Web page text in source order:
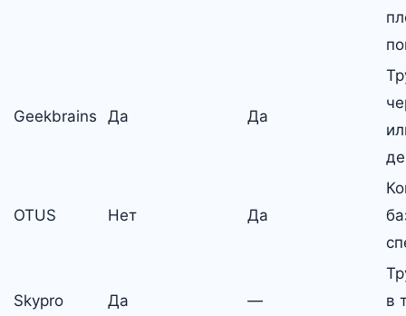
Geekbrains Да Да
OTUS Нет Да
Skypro Да —
в